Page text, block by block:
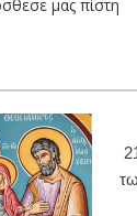
μας πίστη